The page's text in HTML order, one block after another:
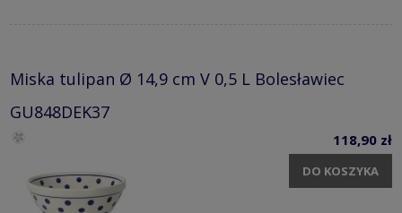
Miska tulipan Ø 14,9 cm V 0,5 L Bolesławiec
GU848DEK37
118,90 zł
DO KOSZYKA